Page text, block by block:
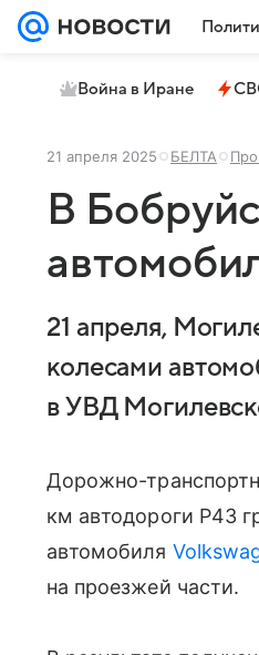
Война в Иране
21 апреля 2025 БЕЛТА
В
21 апреля,
колесами
в УВД
Дорожно-
км автодороги Р43
автомобиля
на проезжей части.